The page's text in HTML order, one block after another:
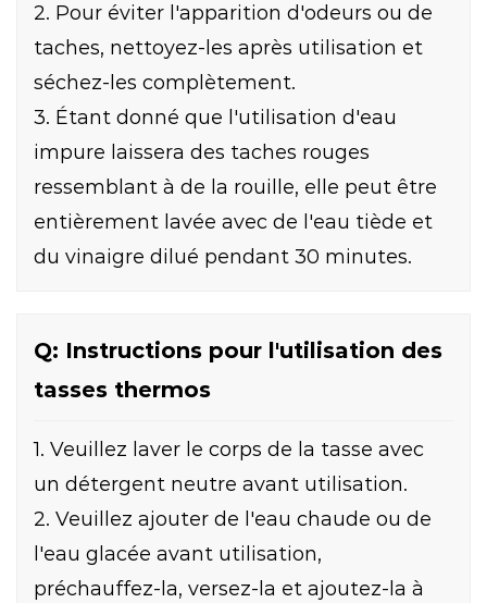
2. Pour éviter l'apparition d'odeurs ou de
taches, nettoyez-les après utilisation et
séchez-les complètement.
3. Étant donné que l'utilisation d'eau
impure laissera des taches rouges
ressemblant à de la rouille, elle peut être
entièrement lavée avec de l'eau tiède et
du vinaigre dilué pendant 30 minutes.
Q: Instructions pour l'utilisation des
tasses thermos
1. Veuillez laver le corps de la tasse avec
un détergent neutre avant utilisation.
2. Veuillez ajouter de l'eau chaude ou de
l'eau glacée avant utilisation,
préchauffez-la, versez-la et ajoutez-la à